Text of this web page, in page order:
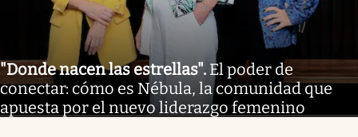
"Donde nacen las estrellas". El poder de
conectar: cómo es Nébula, la comunidad que
apuesta por el nuevo liderazgo femenino